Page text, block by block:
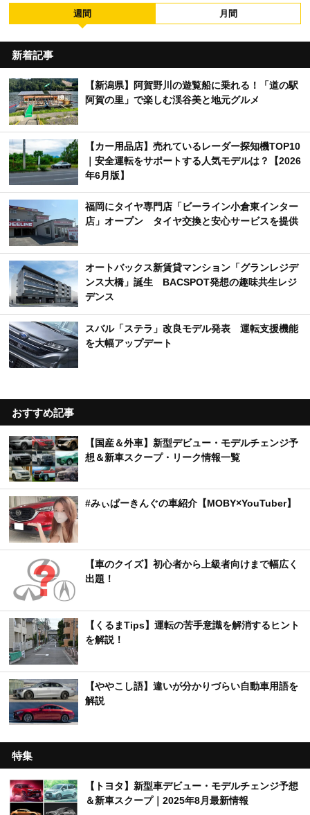
週間 月間
新着記事
【新潟県】阿賀野川の遊覧船に乗れる！「道の駅
阿賀の里」で楽しむ渓谷美と地元グルメ
【カー用品店】売れているレーダー探知機TOP10
｜安全運転をサポートする人気モデルは？【2026
年6月版】
福岡にタイヤ専門店「ビーライン小倉東インター
店」オープン タイヤ交換と安心サービスを提供
オートバックス新賃貸マンション「グランレジデ
ンス大橋」誕生 BACSPOT発想の趣味共生レジ
デンス
スバル「ステラ」改良モデル発表 運転支援機能
を大幅アップデート
おすすめ記事
【国産＆外車】新型デビュー・モデルチェンジ予
想＆新車スクープ・リーク情報一覧
#みぃぱーきんぐの車紹介【MOBY×YouTuber】
【車のクイズ】初心者から上級者向けまで幅広く
出題！
【くるまTips】運転の苦手意識を解消するヒント
を解説！
【ややこし語】違いが分かりづらい自動車用語を
解説
特集
【トヨタ】新型車デビュー・モデルチェンジ予想
＆新車スクープ｜2025年8月最新情報